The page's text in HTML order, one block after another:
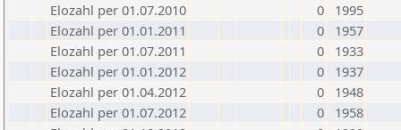
Elozahl per 01.07.2010
0
1995
Elozahl per 01.01.2011
0
1957
Elozahl per 01.07.2011
0
1933
Elozahl per 01.01.2012
0
1937
Elozahl per 01.04.2012
0
1948
Elozahl per 01.07.2012
0
1958